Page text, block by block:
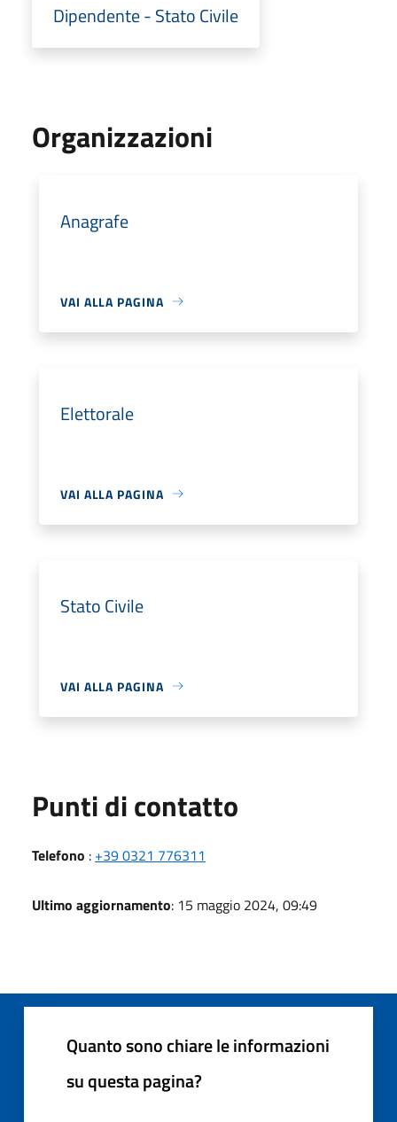
Dipendente - Stato Civile
Organizzazioni
Anagrafe
VAI ALLA PAGINA
Elettorale
VAI ALLA PAGINA
Stato Civile
VAI ALLA PAGINA
Punti di contatto
Telefono : +39 0321 776311
Ultimo aggiornamento: 15 maggio 2024, 09:49
Quanto sono chiare le informazioni
su questa pagina?